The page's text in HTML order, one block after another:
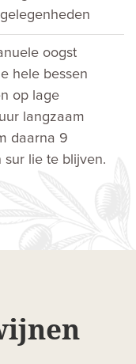
oogst
hele bessen
op lage
langzaam
daarna 9
sur lie te blijven.